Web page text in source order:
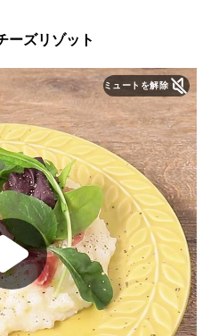
ーズリゾット
ミュートを解除